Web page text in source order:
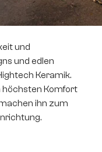
und
und edlen
Keramik.
höchsten Komfort
ihn zum